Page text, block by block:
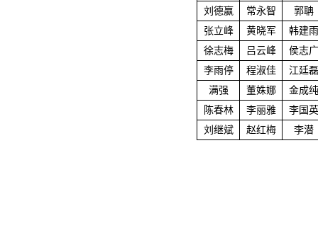
刘德赢
常永智
郭聃
张立峰
黄晓军
韩建雨
徐志梅
吕云峰
侯志广
李雨停
程淑佳
江廷磊
满强
董姝娜
金成纯
陈春林
李丽雅
李国英
刘继斌
赵红梅 李潜